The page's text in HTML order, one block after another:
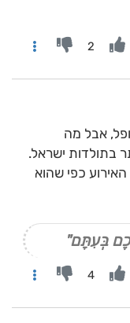
2
אבל מה
בתולדות ישראל.
כפי שהוא
בְּעִתָּם"
4